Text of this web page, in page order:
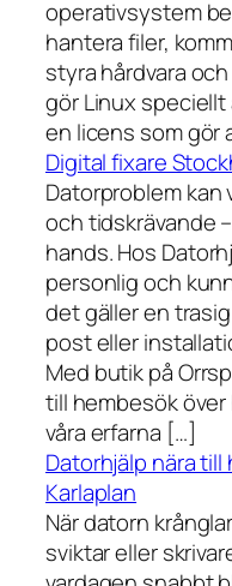
operativsystem
hantera filer,
styra hårdvara
gör Linux
en licens som gör
Digital fixare
Datorproblem kan
och tidskrävande
hands. Hos
personlig och
det gäller en
post eller
Med butik på
till hembesök
våra erfarna […]
Datorhjälp nära
Karlaplan
När datorn
sviktar eller